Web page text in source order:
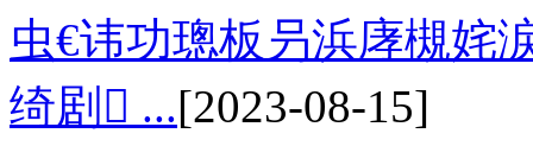
虫€讳功璁板叧浜庨槻姹
绮剧 ...[2023-08-15]